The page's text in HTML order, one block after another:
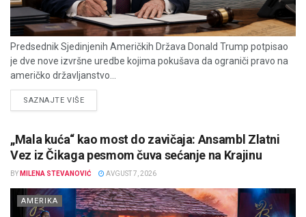
Predsednik Sjedinjenih Američkih Država Donald Trump potpisao
je dve nove izvršne uredbe kojima pokušava da ograniči pravo na
američko državljanstvo...
SAZNAJTE VIŠEDETAILS
„Mala kuća“ kao most do zavičaja: Ansambl Zlatni
Vez iz Čikaga pesmom čuva sećanje na Krajinu
BY MILENA STEVANOVIĆ AVGUST 7, 2026
AMERIKA